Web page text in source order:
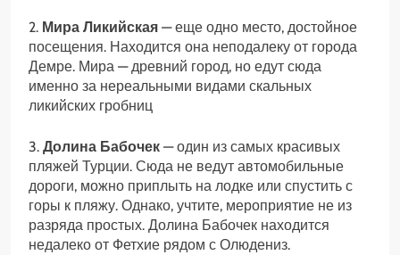
2. Мира Ликийская — еще одно место, достойное
посещения. Находится она неподалеку от города
Демре. Мира — древний город, но едут сюда
именно за нереальными видами скальных
ликийских гробниц
3. Долина Бабочек — один из самых красивых
пляжей Турции. Сюда не ведут автомобильные
дороги, можно приплыть на лодке или спустить с
горы к пляжу. Однако, учтите, мероприятие не из
разряда простых. Долина Бабочек находится
недалеко от Фетхие рядом с Олюдениз.